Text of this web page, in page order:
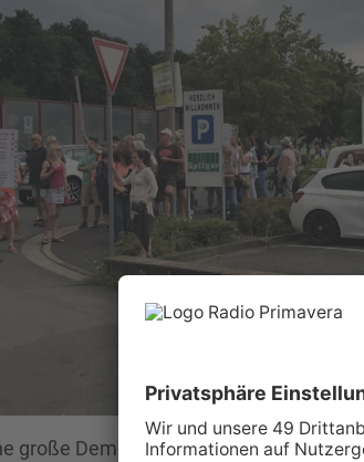
große Demo vor dem Möbelhaus